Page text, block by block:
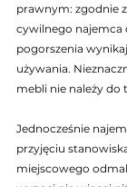
prawnym: zgodnie
cywilnego najemca
pogorszenia
używania.
mebli nie należy do
Jednocześnie
przyjęciu
miejscowego